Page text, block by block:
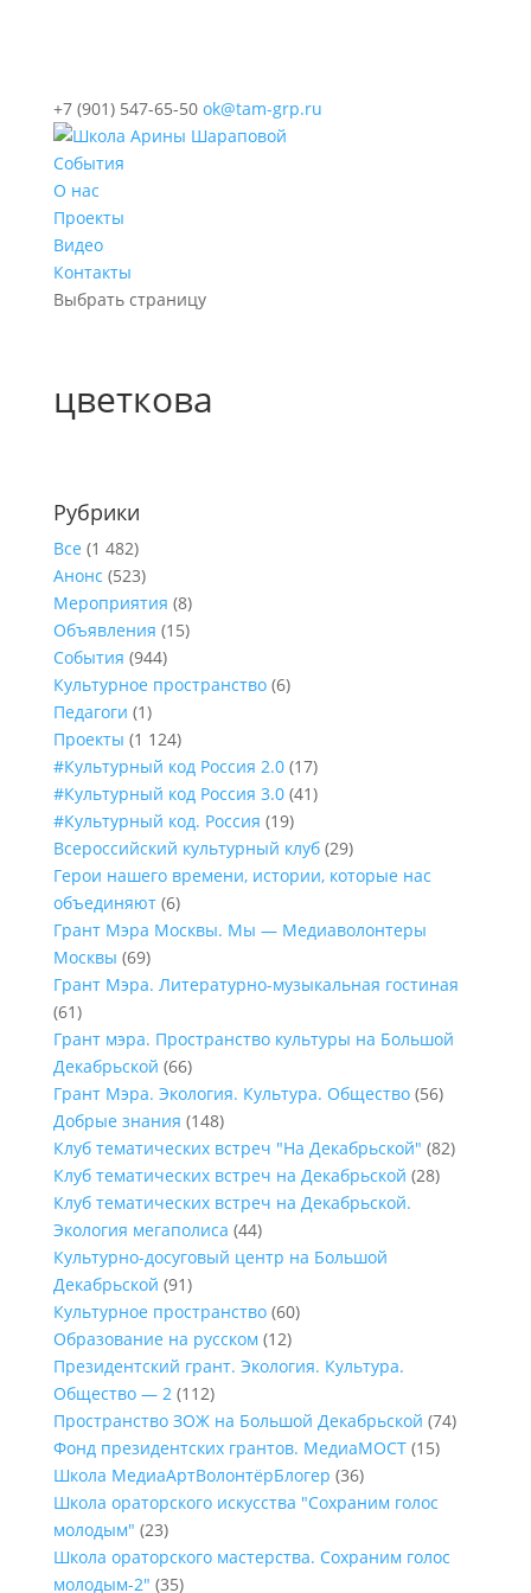
+7 (901) 547-65-50 ok@tam-grp.ru
События
О нас
Проекты
Видео
Контакты
Выбрать страницу
цветкова
Рубрики
Все (1 482)
Анонс (523)
Мероприятия (8)
Объявления (15)
События (944)
Культурное пространство(6)
Педагоги (1)
Проекты (1 124)
#Культурный код Россия 2.0(17)
#Культурный код Россия 3.0(41)
#Культурный код. Россия (19)
Всероссийский культурный клуб(29)
Герои нашего времени, истории, которые нас
объединяют(6)
Грант Мэра Москвы. Мы — Медиаволонтеры
Москвы (69)
Грант Мэра. Литературно-музыкальная гостиная
(61)
Грант мэра. Пространство культуры на Большой
Декабрьской (66)
Грант Мэра. Экология. Культура. Общество(56)
Добрые знания (148)
Клуб тематических встреч "На Декабрьской" (82)
Клуб тематических встреч на Декабрьской (28)
Клуб тематических встреч на Декабрьской.
Экология мегаполиса (44)
Культурно-досуговый центр на Большой
Декабрьской (91)
Культурное пространство(60)
Образование на русском (12)
Президентский грант. Экология. Культура.
Общество — 2(112)
Пространство ЗОЖ на Большой Декабрьской (74)
Фонд президентских грантов. МедиаМОСТ(15)
Школа МедиаАртВолонтёрБлогер (36)
Школа ораторского искусства "Сохраним голос
молодым" (23)
Школа ораторского мастерства. Сохраним голос
молодым-2" (35)